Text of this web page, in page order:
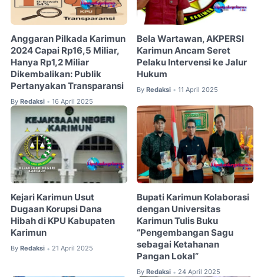
Anggaran Pilkada Karimun
2024 Capai Rp16,5 Miliar,
Hanya Rp1,2 Miliar
Dikembalikan: Publik
Pertanyakan Transparansi
By Redaksi • 16 April 2025
Bela Wartawan, AKPERSI
Karimun Ancam Seret
Pelaku Intervensi ke Jalur
Hukum
By Redaksi • 11 April 2025
Kejari Karimun Usut
Dugaan Korupsi Dana
Hibah di KPU Kabupaten
Karimun
By Redaksi • 21 April 2025
Bupati Karimun Kolaborasi
dengan Universitas
Karimun Tulis Buku
“Pengembangan Sagu
sebagai Ketahanan
Pangan Lokal”
By Redaksi • 24 April 2025